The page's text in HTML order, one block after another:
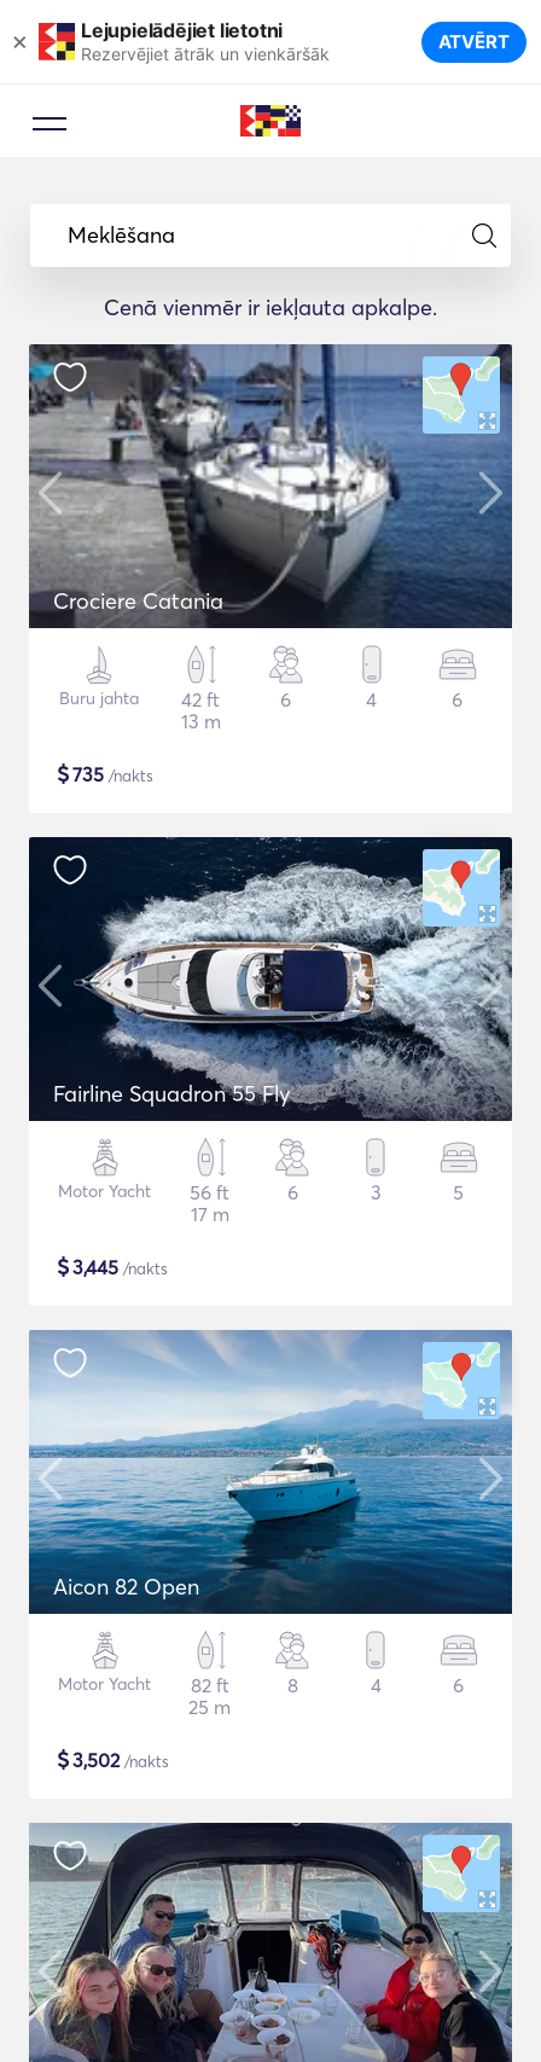
× Lejupielādējiet lietotni
Rezervējiet ātrāk un vienkāršāk ATVĒRT
Meklēšana
Cenā vienmēr ir iekļauta apkalpe.
Crociere Catania
Buru jahta
42 ft
13 m
6 4 6
$735 /nakts
Fairline Squadron 55 Fly
Motor Yacht
56 ft
17 m
6 3 5
$3,445 /nakts
Aicon 82 Open
Motor Yacht
82 ft
25 m
8 4 6
$3,502/nakts